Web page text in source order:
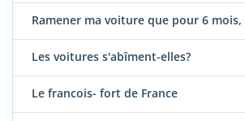
Ramener ma voiture que pour 6 mois,
Les voitures s'abîment-elles?
Le francois- fort de France